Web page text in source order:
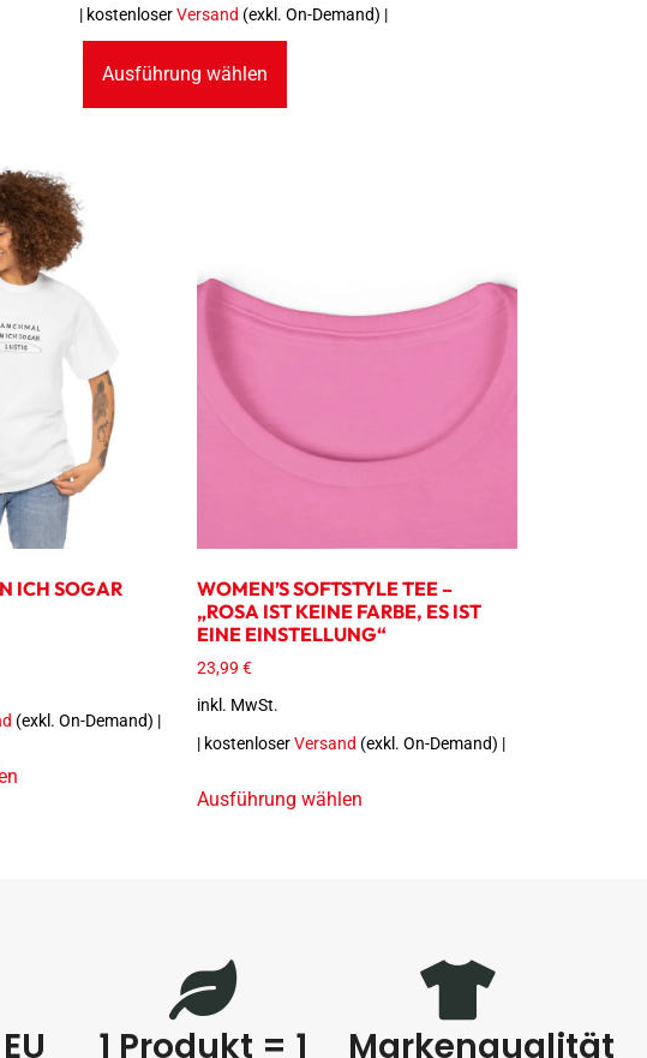
| kostenloserVersand (exkl. On-Demand) |
Ausführung wählen
ICH SOGAR
(exkl. On-Demand) |
WOMEN’S SOFTSTYLE TEE –
„ROSA IST KEINE FARBE, ES IST
EINE EINSTELLUNG“
23,99€
inkl. MwSt.
| kostenloserVersand (exkl. On-Demand) |
Ausführung wählen
1 Produkt = 1 Markenqualität